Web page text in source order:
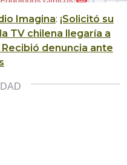
Imagina: ¡Solicitó su
TV chilena llegaría a
denuncia ante